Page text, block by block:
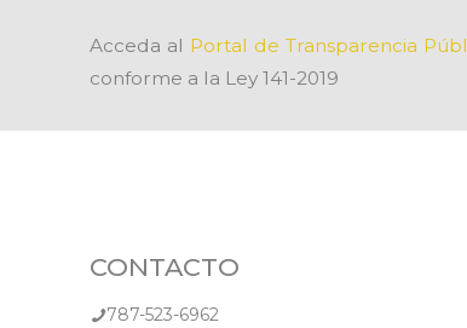
Acceda al Portal de Transparencia
conforme a la Ley 141-2019
CONTACTO
787-523-6962